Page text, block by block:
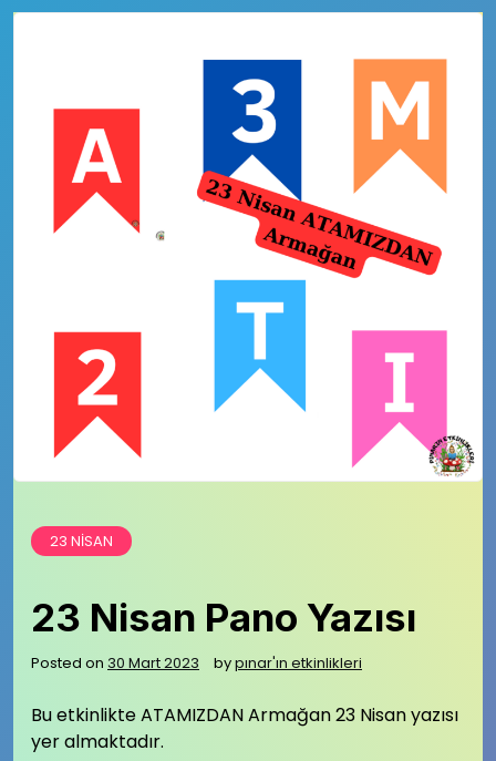
23 NISAN
23 Nisan Pano Yazısı
Posted on 30 Mart 2023 bypınar'ın etkinlikleri
Bu etkinlikte ATAMIZDAN Armağan 23 Nisan yazısı
yer almaktadır.